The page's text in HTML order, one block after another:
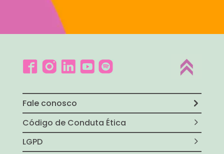
Fale conosco
Código de Conduta Ética
LGPD